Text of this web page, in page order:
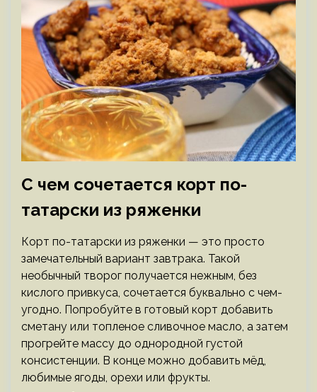
С чем сочетается корт по-
татарски из ряженки
Корт по-татарски из ряженки — это просто
замечательный вариант завтрака. Такой
необычный творог получается нежным, без
кислого привкуса, сочетается буквально с чем-
угодно. Попробуйте в готовый корт добавить
сметану или топленое сливочное масло, а затем
прогрейте массу до однородной густой
консистенции. В конце можно добавить мёд,
любимые ягоды, орехи или фрукты.